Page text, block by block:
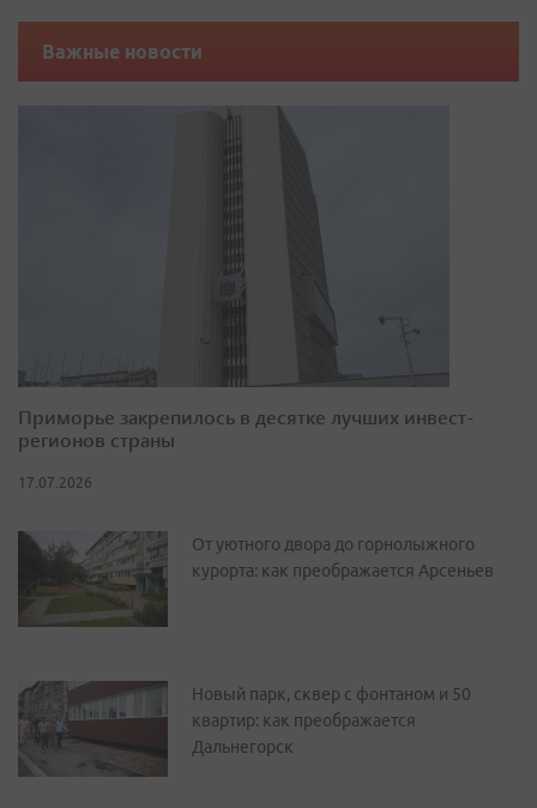
Важные новости
Приморье закрепилось в десятке лучших инвест-
регионов страны
17.07.2026
От уютного двора до горнолыжного
курорта: как преображается Арсеньев
Новый парк, сквер с фонтаном и 50
квартир: как преображается
Дальнегорск